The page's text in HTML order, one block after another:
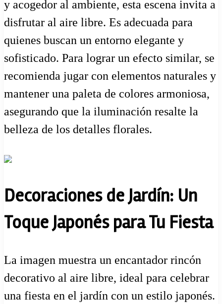
y acogedor al ambiente, esta escena invita a
disfrutar al aire libre. Es adecuada para
quienes buscan un entorno elegante y
sofisticado. Para lograr un efecto similar, se
recomienda jugar con elementos naturales y
mantener una paleta de colores armoniosa,
asegurando que la iluminación resalte la
belleza de los detalles florales.
Decoraciones de Jardín: Un
Toque Japonés para Tu Fiesta
La imagen muestra un encantador rincón
decorativo al aire libre, ideal para celebrar
una fiesta en el jardín con un estilo japonés.